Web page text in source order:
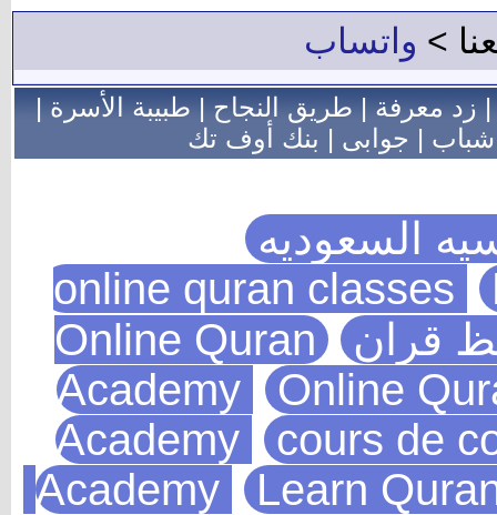
> واتساب
زد معرفة|طريق النجاح|طبيبة الأسرة|
شباب | جوابى | بنك أوف تك
السعوديه
قران Online Quran
Academy Online
Academy cours de
Academy Learn